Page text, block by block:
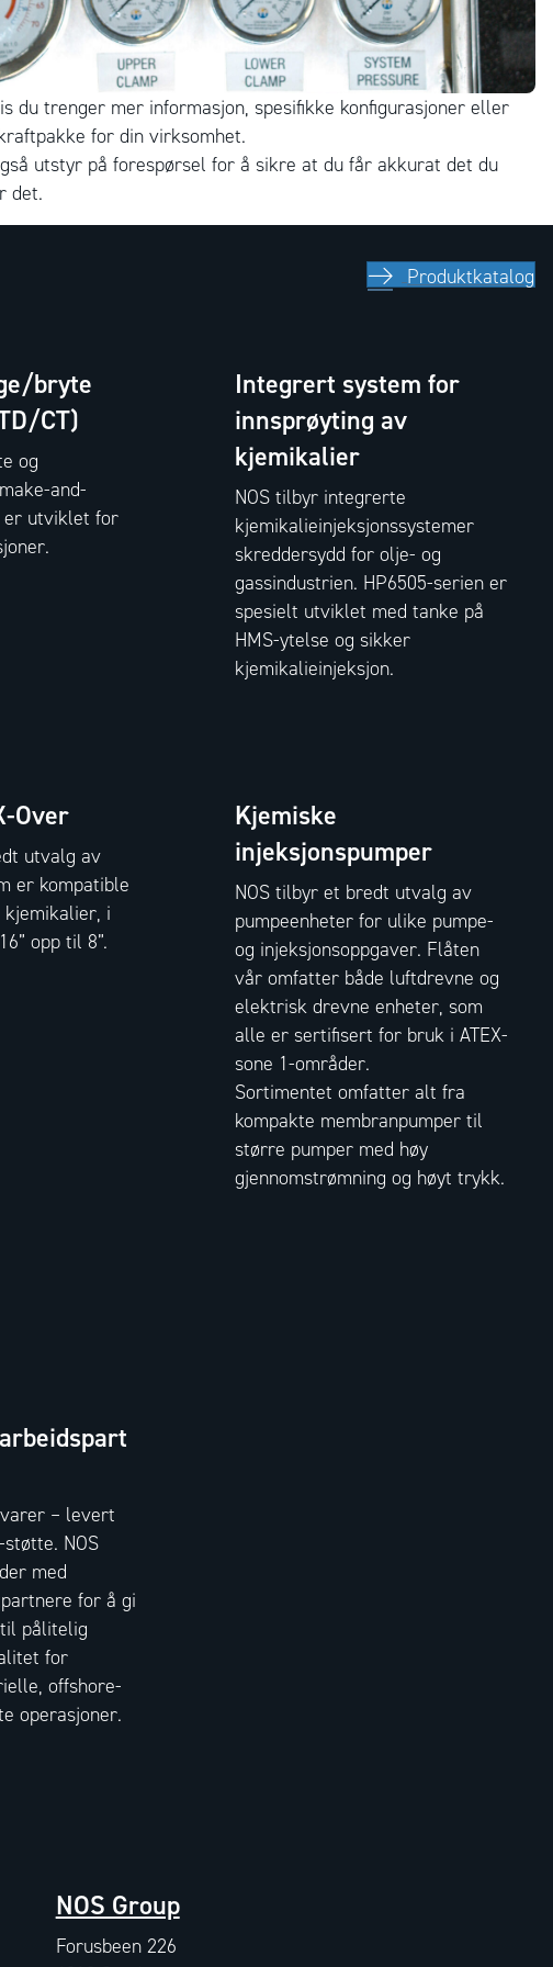
du trenger mer informasjon, spesifikke konfigurasjoner eller
for din virksomhet.
utstyr på forespørsel for å sikre at du får akkurat det du
det.
Produktkatalog
bryte
CT)
og
and-
er utviklet for
Integrert system for
innsprøyting av
kjemikalier
NOS tilbyr integrerte
kjemikalieinjeksjonssystemer
skreddersydd for olje- og
gassindustrien. HP6505-serien er
spesielt utviklet med tanke på
HMS-ytelse og sikker
kjemikalieinjeksjon.
Over
utvalg av
er kompatible
i
opp til 8”.
Kjemiske
injeksjonspumper
NOS tilbyr et bredt utvalg av
pumpeenheter for ulike pumpe-
og injeksjonsoppgaver. Flåten
vår omfatter både luftdrevne og
elektrisk drevne enheter, som
alle er sertifisert for bruk i ATEX-
sone 1-områder.
Sortimentet omfatter alt fra
kompakte membranpumper til
større pumper med høy
gjennomstrømning og høyt trykk.
– levert
støtte. NOS
med
for å gi
pålitelig
for
offshore-
operasjoner.
NOS Group
Forusbeen 226